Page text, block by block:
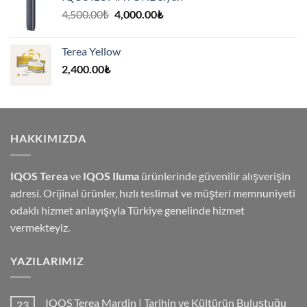
4,500.00₺ Orijinal
4,000.00₺Şu
Terea Yellow
2,400.00₺
HAKKIMIZDA
IQOS Tereave IQOS Iluma ürünlerinde güvenilir alışverişin
adresi. Orijinal ürünler, hızlı teslimat ve müşteri memnuniyeti
odaklı hizmet anlayışıyla Türkiye genelinde hizmet
vermekteyiz.
YAZILARIMIZ
IQOS Terea Mardin | Tarihin ve Kültürün Buluştuğu